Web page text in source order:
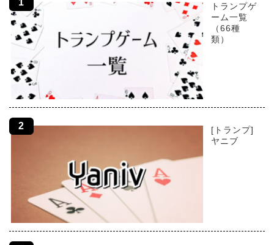
トランプゲ
ーム一覧
（66種
類）
[トランプ]
ヤニブ